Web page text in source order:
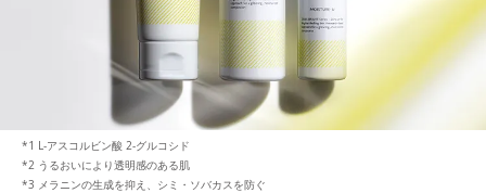
L-アスコルビン酸 2-グルコシド
うるおいにより透明感のある肌
メラニンの生成を抑え、シミ・ソバカスを防ぐ